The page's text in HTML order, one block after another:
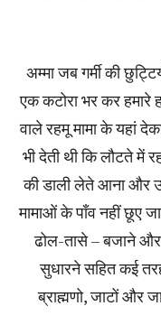
अम्मा जब गर्मी की
एक कटोरा भर कर हमारे
वाले रहमू मामा के यहां
भी देती थी कि लौटते में
की डाली लेते आना और
मामाओं के पाँव नहीं छूए
ढोल-तासे – बजाने और
सुधारने सहित कई
ब्राह्मणो, जाटों और